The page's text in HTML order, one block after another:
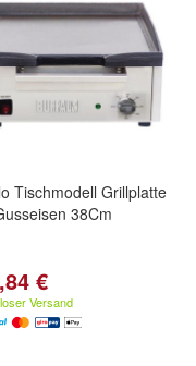
Tischmodell Grillplatte
38Cm
€
Versand